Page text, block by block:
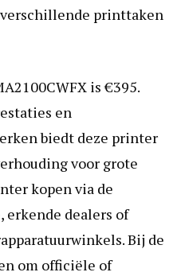
printtaken
is €395.
en
biedt deze printer
voor grote
kopen via de
erkende dealers of
Bij de
om officiële of